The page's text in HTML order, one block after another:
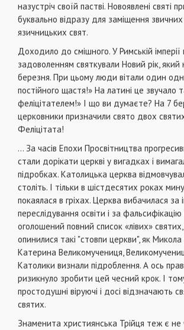
назустріч своїй пастві. Новоявлені святі
буквально відразу для заміщення
язичницьких свят.
Доходило до смішного. У Римській
задоволенням святкували Новий рік, який
березня. При цьому люди вітали один
постійного щастя!» На латині це звучало
феліцітателем!» І що ви думаєте? На 7
церковники призначили свято двох
Феліцітата!
... За часів Епохи Просвітництва
стали дорікати церкві у вигадках і
підробках. Католицька церква
століть. І тільки в шістдесятих роках
покаялася в гріхах. Церква вибачилася за
переслідування освіти і за
оголошений повний список «лівих» святих,
опинилися такі "стовпи церкви", як
Катерина Великомучениця,
Католики визнали підроблення. А ось
ризикнуло зробити цей чесний крок. І
простодушні віруючі і досі відзначають
святих.
Знаменита християнська Трійця теж є не